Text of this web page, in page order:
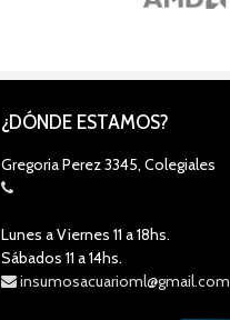
¿DÓNDE ESTAMOS?
Gregoria Perez 3345, Colegiales
Lunes a Viernes 11 a 18hs.
Sábados 11 a 14hs.
insumosacuarioml@gmail.com